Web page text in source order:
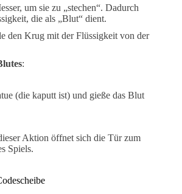
um sie zu „stechen“. Dadurch
die als „Blut“ dient.
den Krug mit der Flüssigkeit von der
:
(die kaputt ist) und gieße das Blut
Aktion öffnet sich die Tür zum
Spiels.